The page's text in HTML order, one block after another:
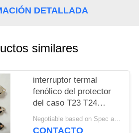
DETALLADA
similares
interruptor termal
fenólico del protector
del caso T23 T24
KSD301 del VDE de la
UL TUV de 16A 250V
Negotiable based on Spec and Qty. MOQ:1000pcs
CONTACTO